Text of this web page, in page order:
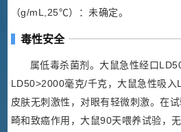
（g/mL,25℃）：未确定。
毒性安全
属低毒杀菌剂。大鼠急性经口
LD50>2000毫克/千克，大鼠急性吸
皮肤无刺激性，对眼有轻微刺激。在
畸和致癌作用，大鼠90天喂养试验，